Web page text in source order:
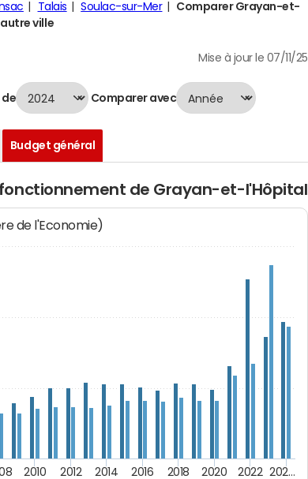
Talais Soulac-sur-Mer
Comparer Grayan-et-
ville
Mise à jour le 07/11/25
de Comparer avec
Budget général
de Grayan-et-l'Hôpital
de l'Economie)
2010 2012 2014 2016 2018 2020 2022 202…